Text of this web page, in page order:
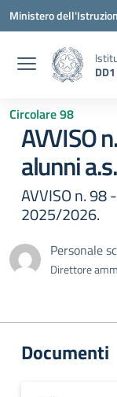
Vai ai contenuti
Vai al menu di
Vai al footer
Ministero
Circolare 98
AVVISO
alunni
AVVISO n. 98
2025/2026.
Personale
Direttore
Documenti